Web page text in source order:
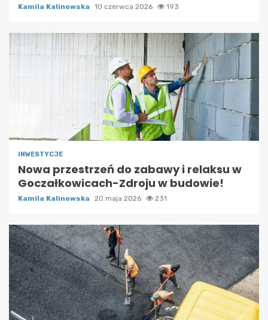
Kamila Kalinowska 10 czerwca 2026 193
INWESTYCJE
Nowa przestrzeń do zabawy i relaksu w
Goczałkowicach-Zdroju w budowie!
Kamila Kalinowska 20 maja 2026 231